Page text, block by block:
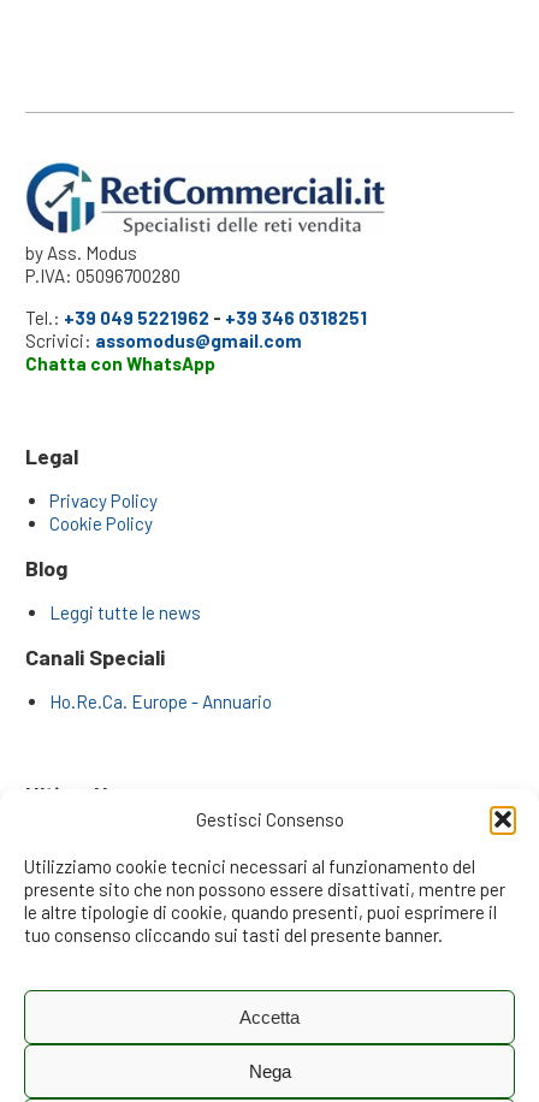
Gestisci Consenso
Utilizziamo cookie tecnici necessari al funzionamento del
presente sito che non possono essere disattivati, mentre per
le altre tipologie di cookie, quando presenti, puoi esprimere il
tuo consenso cliccando sui tasti del presente banner.
Accetta
Nega
by Ass. Modus
P.IVA: 05096700280
Tel.: +39 049 5221962 - +39 346 0318251
Scrivici: assomodus@gmail.com
Chatta con WhatsApp
Legal
Privacy Policy
Cookie Policy
Blog
Leggi tutte le news
Canali Speciali
Ho.Re.Ca. Europe - Annuario
Ultime News
Professionisti di Reticommerciali.it
La Rivoluzione degli Inside Sales: L’Era dei Venditori da
Remoto e la Risposta Strategica di RetiCommerciali.it
Il Recruiting Informativo, Formativo e Motivazionale: Il
Metodo al Centro dei Programmi di RetiCommerciali.it
Remote Selling alla Vendita sul Campo
Oltre il Fatturato: L’Impatto Invisibile del Costo di
Acquisizione e Produzione sull’EBITDA